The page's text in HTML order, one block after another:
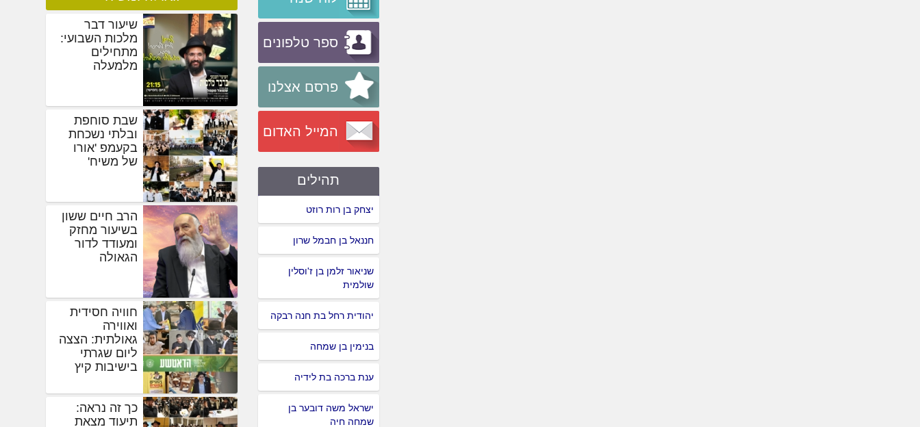
ספר טלפונים
פרסם אצלנו
המייל האדום
תהילים
יצחק בן רות רוזט
חננאל בן חבמל שרון
שניאור זלמן בן ז'וסלין
שולמית
יהודית רחל בת חנה רבקה
בנימין בן שמחה
ענת ברכה בת לידיה
ישראל משה דובער בן
שמחה חיה
שיעור דבר
מלכות השבועי:
מתחילים
מלמעלה
שבת סוחפת
ובלתי נשכחת
בקעמפ 'אורו
של משיח'
הרב חיים ששון
בשיעור מחזק
ומעודד לדור
הגאולה
חוויה חסידית
ואווירה
גאולתית: הצצה
ליום שגרתי
בישיבות קיץ
כך זה נראה:
תיעוד מצאת